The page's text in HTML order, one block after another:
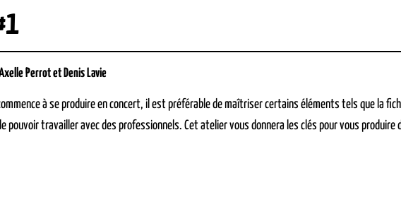
Perrot et Denis Lavie
à se produire en concert, il est préférable de maîtriser certains éléments tels que la
pouvoir travailler avec des professionnels. Cet atelier vous donnera les clés pour vous produire